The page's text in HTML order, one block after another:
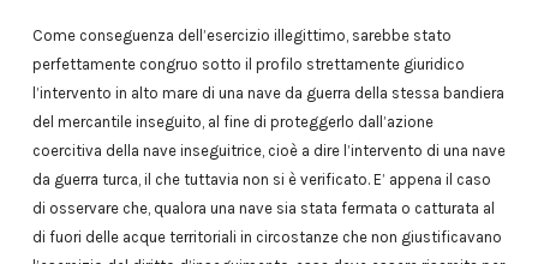
Come conseguenza dell’esercizio illegittimo, sarebbe stato
perfettamente congruo sotto il profilo strettamente giuridico
l’intervento in alto mare di una nave da guerra della stessa bandiera
del mercantile inseguito, al fine di proteggerlo dall’azione
coercitiva della nave inseguitrice, cioè a dire l’intervento di una nave
da guerra turca, il che tuttavia non si è verificato. E’ appena il caso
di osservare che, qualora una nave sia stata fermata o catturata al
di fuori delle acque territoriali in circostanze che non giustificavano